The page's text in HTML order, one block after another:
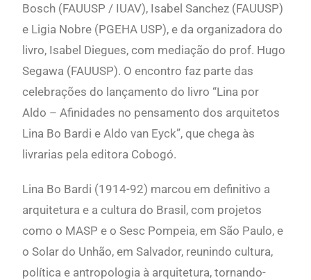
Bosch (FAUUSP / IUAV), Isabel Sanchez (FAUUSP)
e Ligia Nobre (PGEHA USP), e da organizadora do
livro, Isabel Diegues, com mediação do prof. Hugo
Segawa (FAUUSP). O encontro faz parte das
celebrações do lançamento do livro “Lina por
Aldo – Afinidades no pensamento dos arquitetos
Lina Bo Bardi e Aldo van Eyck”, que chega às
livrarias pela editora Cobogó.
Lina Bo Bardi (1914-92) marcou em definitivo a
arquitetura e a cultura do Brasil, com projetos
como o MASP e o Sesc Pompeia, em São Paulo, e
o Solar do Unhão, em Salvador, reunindo cultura,
política e antropologia à arquitetura, tornando-